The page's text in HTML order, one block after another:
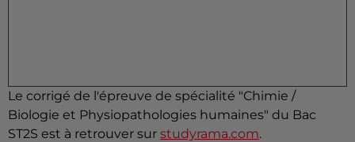
Le corrigé de l'épreuve de spécialité "Chimie /
Biologie et Physiopathologies humaines" du Bac
ST2S est à retrouver sur studyrama.com.